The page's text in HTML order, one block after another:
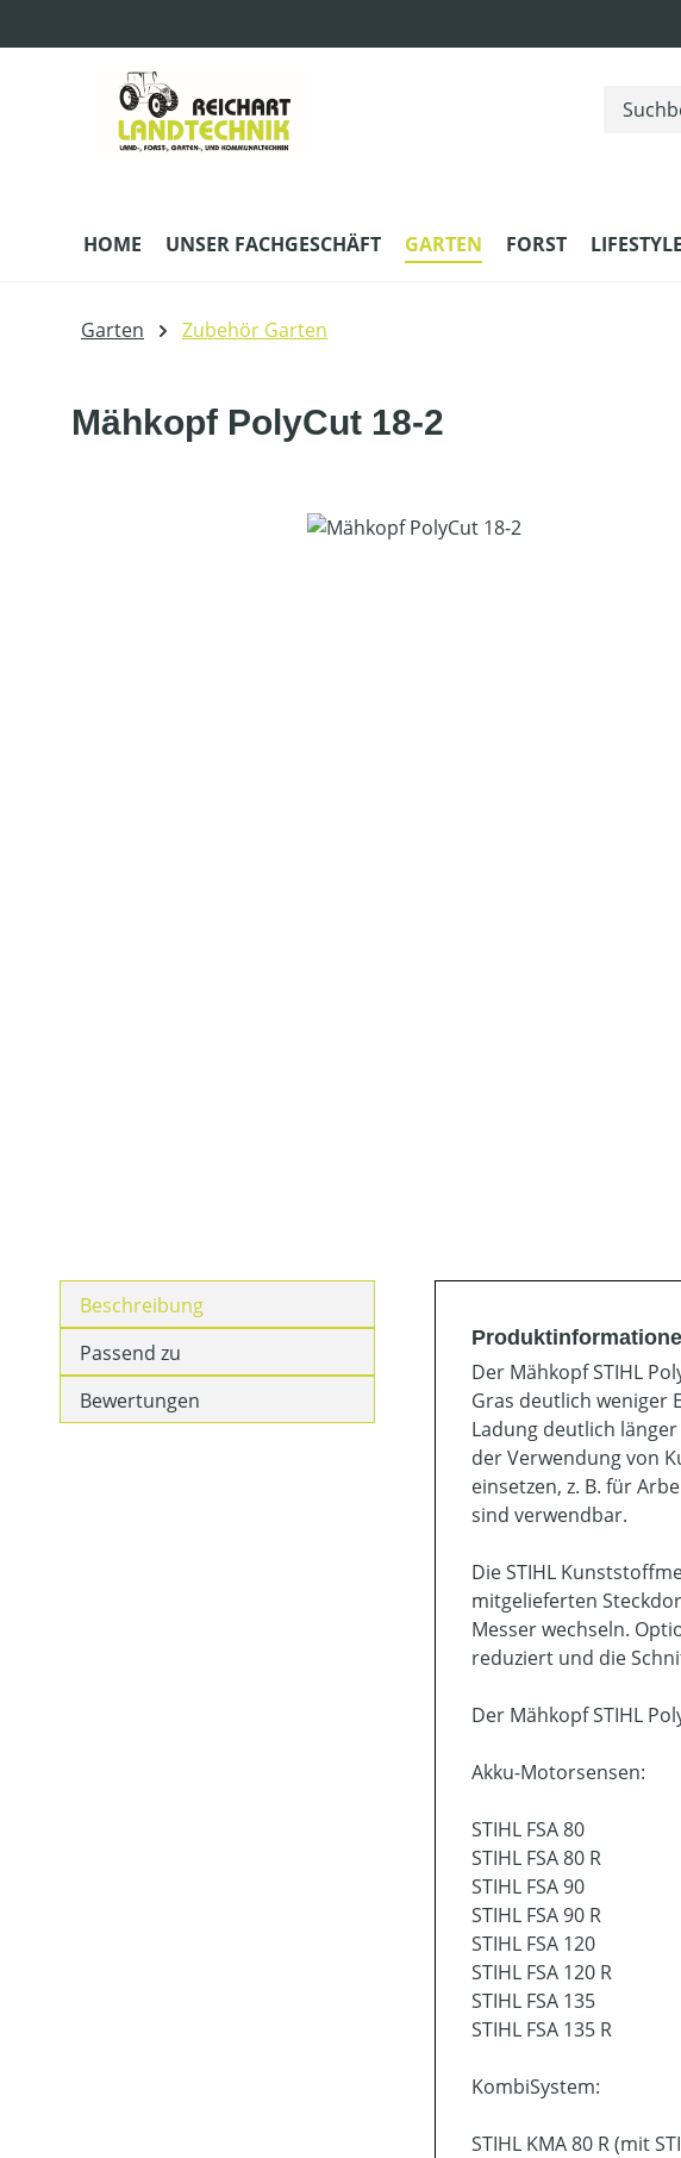
HOME UNSER FACHGESCHÄFT GARTEN FORST LIFESTYLE
Garten Zubehör Garten
Mähkopf PolyCut 18-2
Beschreibung
Passend zu
Bewertungen
Der Mähkopf STIHL
Gras deutlich weniger
Ladung deutlich
der Verwendung von
einsetzen, z. B. für
sind verwendbar.
Die STIHL
mitgelieferten
Messer wechseln.
reduziert und die
Der Mähkopf STIHL
Akku-Motorsensen:
STIHL FSA 80
STIHL FSA 80 R
STIHL FSA 90
STIHL FSA 90 R
STIHL FSA 120
STIHL FSA 120 R
STIHL FSA 135
STIHL FSA 135 R
KombiSystem:
STIHL KMA 80 R (mit